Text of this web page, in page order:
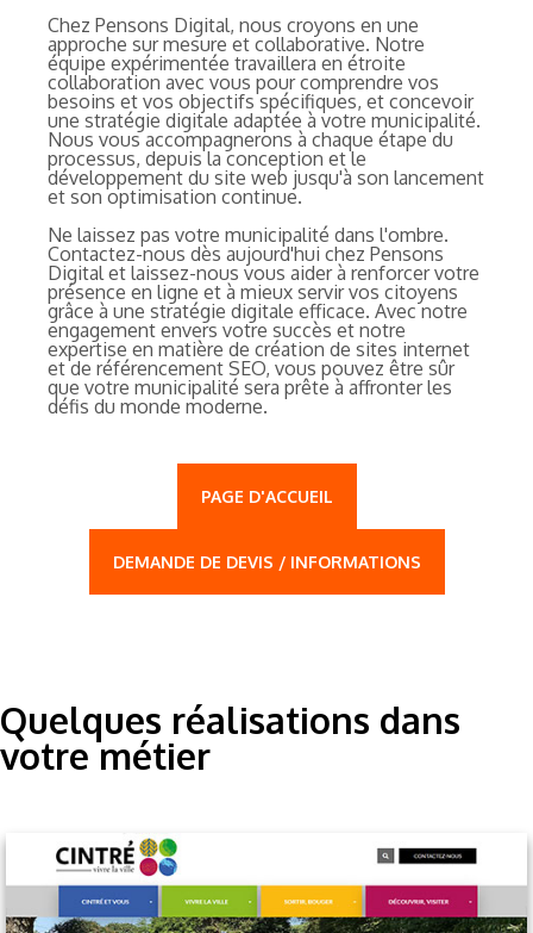
Chez Pensons Digital, nous croyons en une
approche sur mesure et collaborative. Notre
équipe expérimentée travaillera en étroite
collaboration avec vous pour comprendre vos
besoins et vos objectifs spécifiques, et concevoir
une stratégie digitale adaptée à votre municipalité.
Nous vous accompagnerons à chaque étape du
processus, depuis la conception et le
développement du site web jusqu'à son lancement
et son optimisation continue.
Ne laissez pas votre municipalité dans l'ombre.
Contactez-nous dès aujourd'hui chez Pensons
Digital et laissez-nous vous aider à renforcer votre
présence en ligne et à mieux servir vos citoyens
grâce à une stratégie digitale efficace. Avec notre
engagement envers votre succès et notre
expertise en matière de création de sites internet
et de référencement SEO, vous pouvez être sûr
que votre municipalité sera prête à affronter les
défis du monde moderne.
PAGE D'ACCUEIL
DEMANDE DE DEVIS / INFORMATIONS
Quelques réalisations dans
votre métier